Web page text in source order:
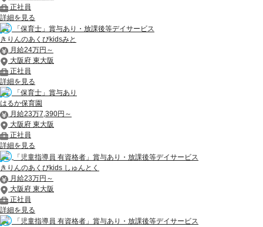
正社員
詳細を見る
「保育士」賞与あり・放課後等デイサービス
きりんのあくびkidsみと
月給24万円～
大阪府 東大阪
正社員
詳細を見る
「保育士」賞与あり
はるか保育園
月給23万7,390円～
大阪府 東大阪
正社員
詳細を見る
「児童指導員 有資格者」賞与あり・放課後等デイサービス
きりんのあくびkids しゅんとく
月給23万円～
大阪府 東大阪
正社員
詳細を見る
「児童指導員 有資格者」賞与あり・放課後等デイサービス